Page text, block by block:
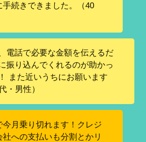
手続きできました。（40
電話で必要な金額を伝えるだ
振り込んでくれるのが助かっ
また近いうちにお願います
・男性）
今月乗り切れます！クレジ
社への支払いも分割とかリ